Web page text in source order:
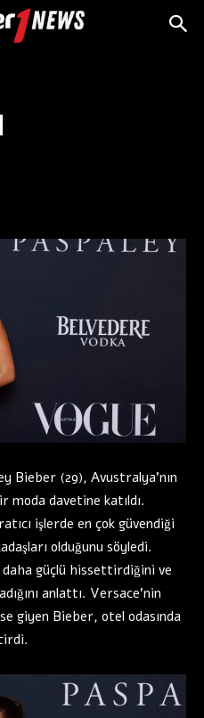
Bieber (29), Avustralya’nın
moda davetine katıldı.
işlerde en çok güvendiği
olduğunu söyledi.
daha güçlü hissettirdiğini ve
anlattı. Versace’nin
giyen Bieber, otel odasında